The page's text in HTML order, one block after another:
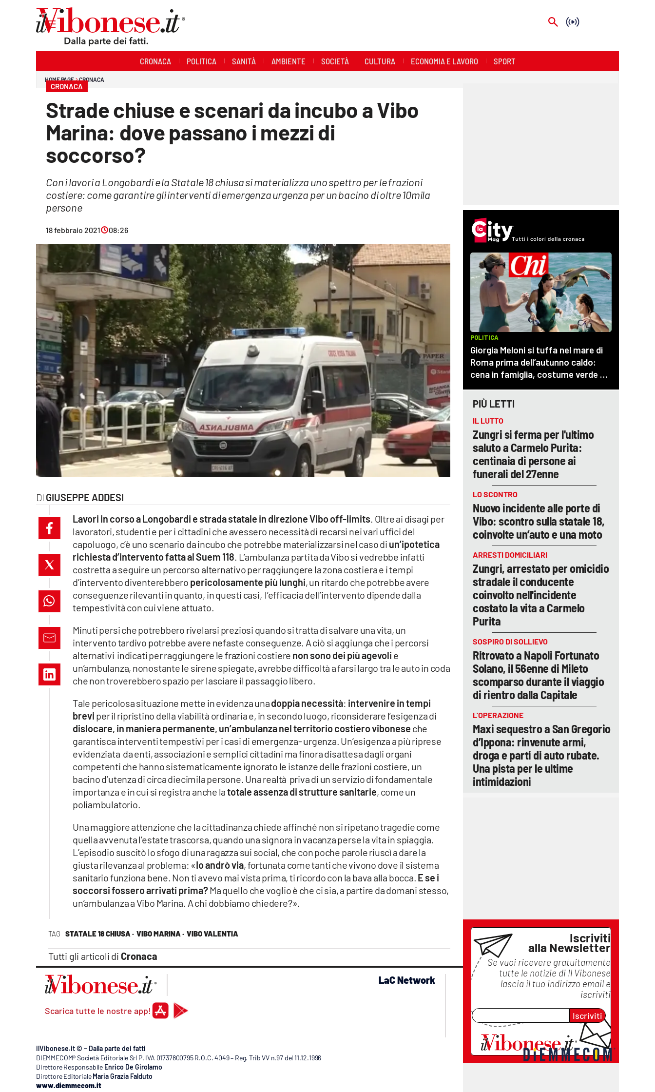
Streaming
Lac Network
lacitymag.it
cosenzachannel.it
catanzarochannel.it
lacapitalenews.it
Vai
CRONACA POLITICA SANITÀ AMBIENTE SOCIETÀ CULTURA ECONOMIA E LAVORO SPORT
HOME PAGE CRONACA
CRONACA
Strade chiuse e scenari da incubo a Vibo
Marina: dove passano i mezzi di
soccorso?
Con i lavori a Longobardi e la Statale 18 chiusa si materializza uno spettro per le frazioni
costiere: come garantire gli interventi di emergenza urgenza per un bacino di oltre 10mila
persone
18 febbraio 2021 08:26
GIUSEPPE ADDESI
TAG STATALE 18 CHIUSA · VIBO MARINA · VIBO VALENTIA
Tutti gli articoli di Cronaca
Lavori in corso a Longobardi e strada statale in direzione Vibo off-limits. Oltre ai disagi per
lavoratori, studenti e per i cittadini che avessero necessità di recarsi nei vari uffici del
capoluogo, c’è uno scenario da incubo che potrebbe materializzarsi nel caso di un’ipotetica
richiesta d’intervento fatta al Suem 118. L’ambulanza partita da Vibo si vedrebbe infatti
costretta a seguire un percorso alternativo per raggiungere la zona costiera e i tempi
d’intervento diventerebbero pericolosamente più lunghi, un ritardo che potrebbe avere
conseguenze rilevanti in quanto, in questi casi, l’efficacia dell’intervento dipende dalla
tempestività con cui viene attuato.
Minuti persi che potrebbero rivelarsi preziosi quando si tratta di salvare una vita, un
intervento tardivo potrebbe avere nefaste conseguenze. A ciò si aggiunga che i percorsi
alternativi indicati per raggiungere le frazioni costiere non sono dei più agevoli e
un’ambulanza, nonostante le sirene spiegate, avrebbe difficoltà a farsi largo tra le auto in coda
che non troverebbero spazio per lasciare il passaggio libero.
Tale pericolosa situazione mette in evidenza unadoppia necessità: intervenire in tempi
brevi per il ripristino della viabilità ordinaria e, in secondo luogo, riconsiderare l’esigenza di
dislocare, in maniera permanente, un’ambulanza nel territorio costiero vibonese che
garantisca interventi tempestivi per i casi di emergenza- urgenza. Un’esigenza a più riprese
evidenziata da enti, associazioni e semplici cittadini ma finora disattesa dagli organi
competenti che hanno sistematicamente ignorato le istanze delle frazioni costiere, un
bacino d’utenza di circa diecimila persone. Una realtà priva di un servizio di fondamentale
importanza e in cui si registra anche latotale assenza di strutture sanitarie, come un
poliambulatorio.
Una maggiore attenzione che la cittadinanza chiede affinché non si ripetano tragedie come
quella avvenuta l’estate trascorsa, quando una signora in vacanza perse la vita in spiaggia.
L’episodio suscitò lo sfogo di una ragazza sui social, che con poche parole riuscì a dare la
giusta rilevanza al problema: «Io andrò via, fortunata come tanti che vivono dove il sistema
sanitario funziona bene. Non ti avevo mai vista prima, ti ricordo con la bava alla bocca. E se i
soccorsi fossero arrivati prima?Ma quello che voglio è che ci sia, a partire da domani stesso,
un’ambulanza a Vibo Marina. A chi dobbiamo chiedere?».
PIÙ LETTI
IL LUTTO
Zungri si ferma per l'ultimo
saluto a Carmelo Purita:
centinaia di persone ai
funerali del 27enne
LO SCONTRO
Nuovo incidente alle porte di
Vibo: scontro sulla statale 18,
coinvolte un’auto e una moto
ARRESTI DOMICILIARI
Zungri, arrestato per omicidio
stradale il conducente
coinvolto nell'incidente
costato la vita a Carmelo
Purita
SOSPIRO DI SOLLIEVO
Ritrovato a Napoli Fortunato
Solano, il 56enne di Mileto
scomparso durante il viaggio
di rientro dalla Capitale
L’OPERAZIONE
Maxi sequestro a San Gregorio
d’Ippona: rinvenute armi,
droga e parti di auto rubate.
Una pista per le ultime
intimidazioni
Iscriviti
alla Newsletter
Se vuoi ricevere gratuitamente
tutte le notizie di Il Vibonese
lascia il tuo indirizzo email e
iscriviti
Iscriviti
Scarica tutte le nostre app!
LaC Network
lacplay.it
lacitymag.it
lacapitalenews.it
cosenzachannel.it
catanzarochannel.it
ilVibonese.it © – Dalla parte dei fatti
DIEMMECOM® Società Editoriale Srl P. IVA 01737800795 R.O.C. 4049 – Reg. Trib VV n.97 del 11.12.1996
Direttore Responsabile Enrico De Girolamo
Direttore Editoriale Maria Grazia Falduto
www.diemmecom.it